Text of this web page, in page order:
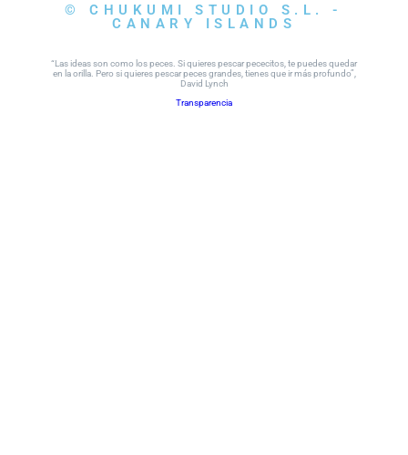
© CHUKUMI STUDIO S.L. -
CANARY ISLANDS
“Las ideas son como los peces. Si quieres pescar pececitos, te puedes quedar
en la orilla. Pero si quieres pescar peces grandes, tienes que ir más profundo”,
David Lynch
Transparencia